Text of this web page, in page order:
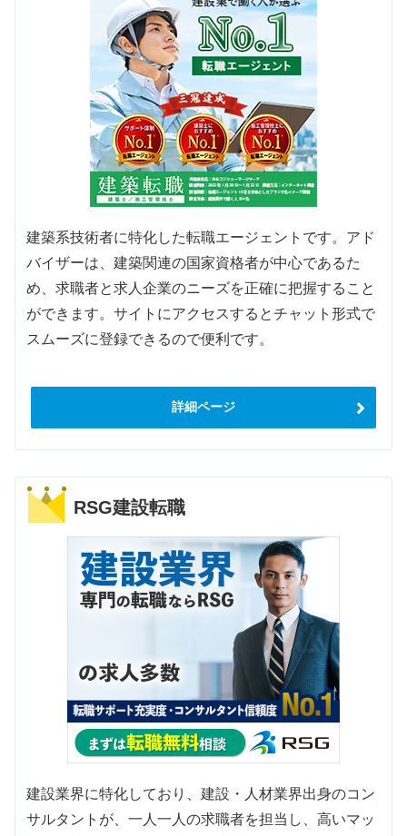
建築系技術者に特化した転職エージェントです。アド
バイザーは、建築関連の国家資格者が中心であるた
め、求職者と求人企業のニーズを正確に把握すること
ができます。サイトにアクセスするとチャット形式で
スムーズに登録できるので便利です。
詳細ページ
RSG建設転職
建設業界に特化しており、建設・人材業界出身のコン
サルタントが、一人一人の求職者を担当し、高いマッ